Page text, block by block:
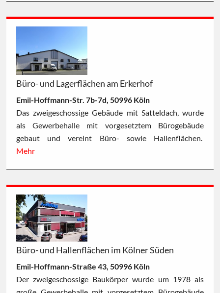
Büro- und Lagerflächen am Erkerhof
Emil-Hoffmann-Str. 7b-7d, 50996 Köln
Das zweigeschossige Gebäude mit Satteldach, wurde
als Gewerbehalle mit vorgesetztem Bürogebäude
gebaut und vereint Büro- sowie Hallenflächen.
Mehr
Büro- und Hallenflächen im Kölner Süden
Emil-Hoffmann-Straße 43, 50996 Köln
Der zweigeschossige Baukörper wurde um 1978 als